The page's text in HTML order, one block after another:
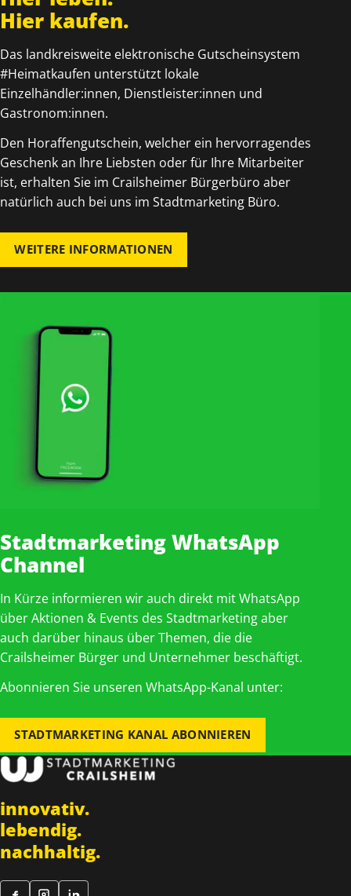
Hier kaufen.
Das landkreisweite elektronische Gutscheinsystem
#Heimatkaufen unterstützt lokale
Einzelhändler:innen, Dienstleister:innen und
Gastronom:innen.
Den Horaffengutschein, welcher ein hervorragendes
Geschenk an Ihre Liebsten oder für Ihre Mitarbeiter
ist, erhalten Sie im Crailsheimer Bürgerbüro aber
natürlich auch bei uns im Stadtmarketing Büro.
WEITERE INFORMATIONEN
Stadtmarketing WhatsApp
Channel
In Kürze informieren wir auch direkt mit WhatsApp
über Aktionen & Events des Stadtmarketing aber
auch darüber hinaus über Themen, die die
Crailsheimer Bürger und Unternehmer beschäftigt.
Abonnieren Sie unseren WhatsApp-Kanal unter:
STADTMARKETING KANAL ABONNIEREN
innovativ.
lebendig.
nachhaltig.